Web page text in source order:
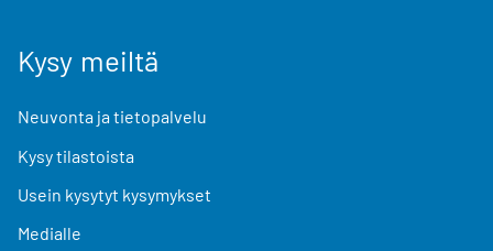
Kysy meiltä
Neuvonta ja tietopalvelu
Kysy tilastoista
Usein kysytyt kysymykset
Medialle